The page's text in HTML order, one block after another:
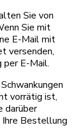
Sie von
Sie mit
E-Mail mit
versenden,
per E-Mail.
vorrätig ist,
darüber
Ihre Bestellung